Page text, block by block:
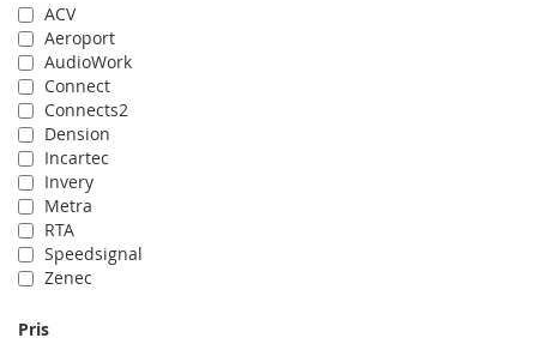
ACV
Aeroport
AudioWork
Connect
Connects2
Dension
Incartec
Invery
Metra
RTA
Speedsignal
Zenec
Pris